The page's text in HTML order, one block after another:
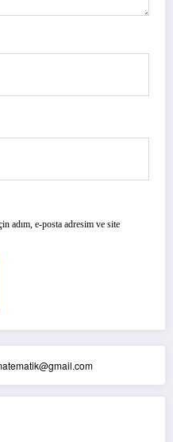
adım, e-posta adresim ve site